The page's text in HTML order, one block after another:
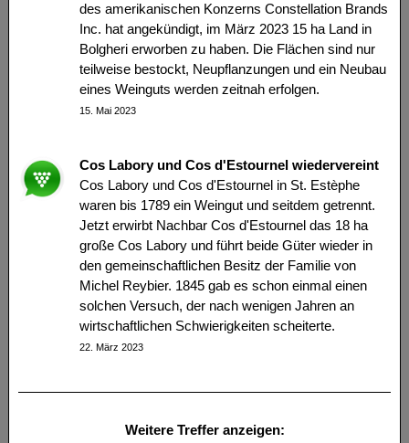
des amerikanischen Konzerns Constellation Brands
Inc. hat angekündigt, im März 2023 15 ha Land in
Bolgheri erworben zu haben. Die Flächen sind nur
teilweise bestockt, Neupflanzungen und ein Neubau
eines Weinguts werden zeitnah erfolgen.
15. Mai 2023
Cos Labory und Cos d'Estournel wiedervereint
Cos Labory und Cos d'Estournel in St. Estèphe
waren bis 1789 ein Weingut und seitdem getrennt.
Jetzt erwirbt Nachbar Cos d'Estournel das 18 ha
große Cos Labory und führt beide Güter wieder in
den gemeinschaftlichen Besitz der Familie von
Michel Reybier. 1845 gab es schon einmal einen
solchen Versuch, der nach wenigen Jahren an
wirtschaftlichen Schwierigkeiten scheiterte.
22. März 2023
Weitere Treffer anzeigen: